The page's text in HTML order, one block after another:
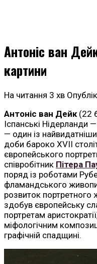
Антоніс ван
картини
На читання 3 хв
Антоніс ван Дейк(22
Іспанські Нідерланди
— один із
доби бароко XVII
європейського
співробітник Пітера
поряд із роботами
фламандського
розвиток портретного
здобув європейську
портретам
міфологічним
графічній спадщині.